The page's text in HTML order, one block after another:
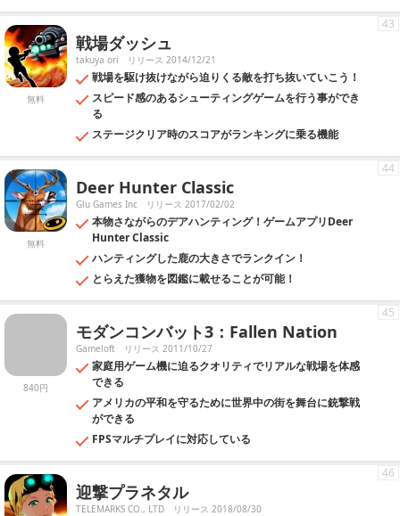
無料
戦場ダッシュ
takuya ori リリース 2014/12/21
戦場を駆け抜けながら迫りくる敵を打ち抜いていこう！
スピード感のあるシューティングゲームを行う事ができ
る
ステージクリア時のスコアがランキングに乗る機能
43
無料
Deer Hunter Classic
Glu Games Inc リリース 2017/02/02
本物さながらのデアハンティング！ゲームアプリDeer
Hunter Classic
ハンティングした鹿の大きさでランクイン！
とらえた獲物を図鑑に載せることが可能！
44
840円
モダンコンバット3：Fallen Nation
Gameloft リリース 2011/10/27
家庭用ゲーム機に迫るクオリティでリアルな戦場を体感
できる
アメリカの平和を守るために世界中の街を舞台に銃撃戦
ができる
FPSマルチプレイに対応している
45
迎撃プラネタル
TELEMARKS CO., LTD リリース 2018/08/30
46